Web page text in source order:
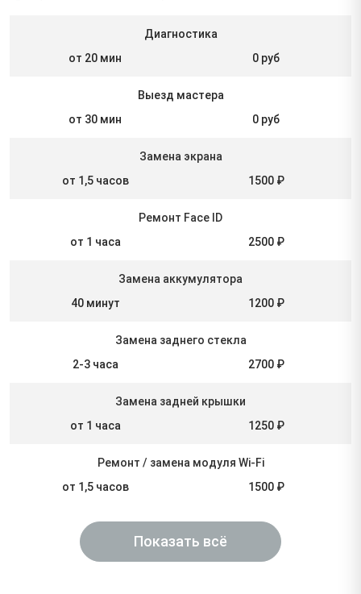
Диагностика
от 20 мин
0 руб
Выезд мастера
от 30 мин
0 руб
Замена экрана
от 1,5 часов
1500 ₽
Ремонт Face ID
от 1 часа
2500 ₽
Замена аккумулятора
40 минут
1200 ₽
Замена заднего стекла
2-3 часа
2700 ₽
Замена задней крышки
от 1 часа
1250 ₽
Ремонт / замена модуля Wi-Fi
от 1,5 часов
1500 ₽
Показать всё